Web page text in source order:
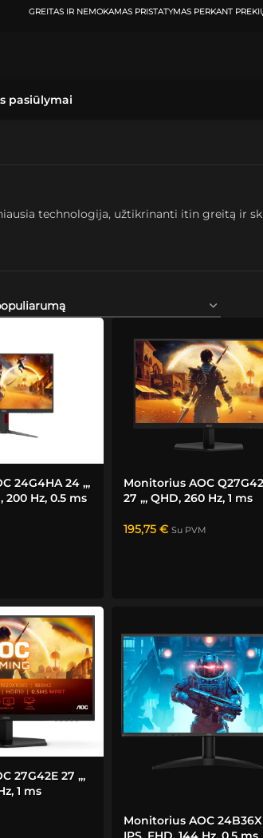
GREITAS IR NEMOKAMAS PRISTATYMAS PERKANT
pasiūlymai
technologija, užtikrinanti itin greitą ir
24G4HA 24 „,
200 Hz, 0.5 ms
Monitorius AOC
27 „, QHD, 260 Hz, 1 ms
195,75 € Su PVM
27G42E 27 „,
1 ms
Monitorius AOC 24B36X